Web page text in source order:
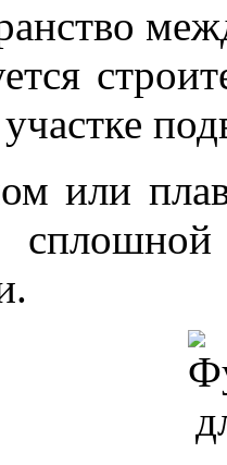
или